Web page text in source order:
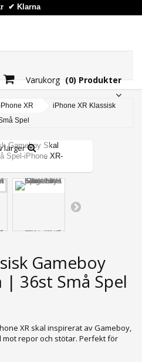
✔ Klarna
Varukorg (0) Produkter
XR
iPhone XR Klassisk
Spel
larger
Gameboy
| 36st Små Spel
XR skal inspirerat av Gameboy,
repor och stötar. Perfekt för